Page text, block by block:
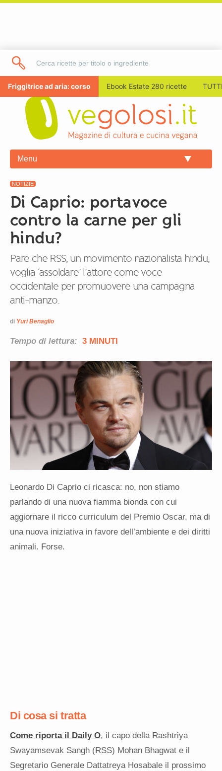
Friggitrice ad aria: corso Ebook Estate 280 ricette
Menu
NOTIZIE
Di Caprio: portavoce
contro la carne per gli
hindu?
Pare che RSS, un movimento nazionalista hindu,
voglia ‘assoldare’ l’attore come voce
occidentale per promuovere una campagna
anti-manzo.
di Yuri Benaglio
Tempo di lettura: 3 MINUTI
Leonardo Di Caprio ci ricasca: no, non stiamo
parlando di una nuova fiamma bionda con cui
aggiornare il ricco curriculum del Premio Oscar, ma di
una nuova iniziativa in favore dell’ambiente e dei diritti
animali. Forse.
Di cosa si tratta
Come riporta il Daily O, il capo della Rashtriya
Swayamsevak Sangh (RSS) Mohan Bhagwat e il
Segretario Generale Dattatreya Hosabale il prossimo